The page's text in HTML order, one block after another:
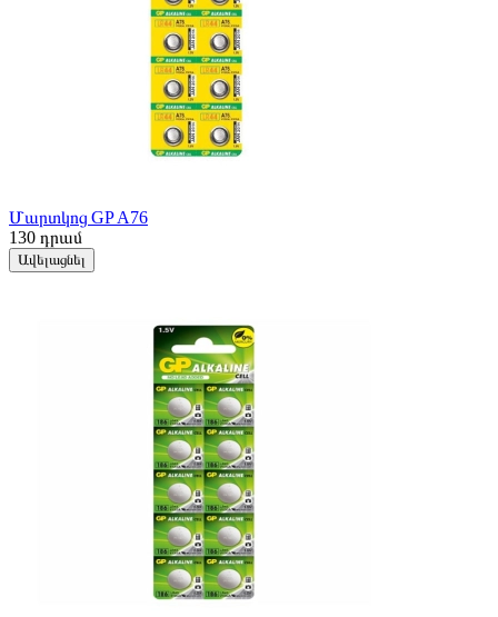
Մարտկոց GP A76
130 դրամ
Ավելացնել